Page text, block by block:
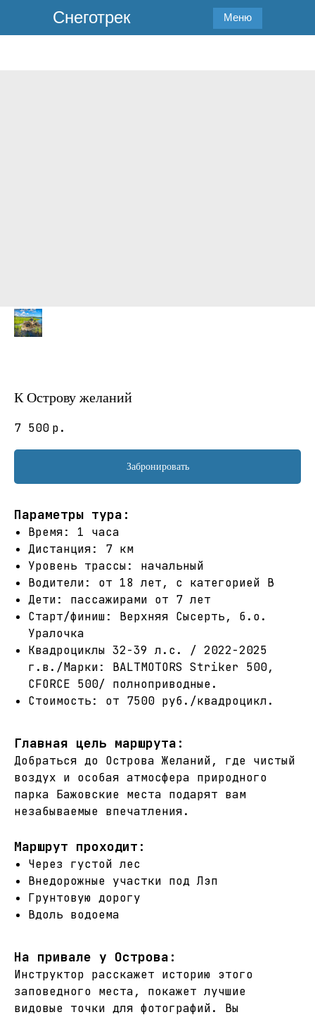
Меню
Снеготрек
К Острову желаний
7 500 р.
Забронировать
Параметры тура:
Время: 1 часа
Дистанция: 7 км
Уровень трассы: начальный
Водители: от 18 лет, с категорией В
Дети: пассажирами от 7 лет
Старт/финиш: Верхняя Сысерть, б.о.
Уралочка
Квадроциклы 32-39 л.с. / 2022-2025
г.в./Марки: BALTMOTORS Striker 500,
CFORCE 500/ полноприводные.
Стоимость: от 7500 руб./квадроцикл.
Главная цель маршрута:
Добраться до Острова Желаний, где чистый
воздух и особая атмосфера природного
парка Бажовские места подарят вам
незабываемые впечатления.
Маршрут проходит :
Через густой лес
Внедорожные участки под Лэп
Грунтовую дорогу
Вдоль водоема
На привале у Острова:
Инструктор расскажет историю этого
заповедного места, покажет лучшие
видовые точки для фотографий. Вы